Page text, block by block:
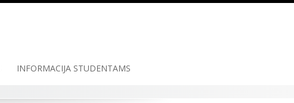
INFORMACIJA STUDENTAMS